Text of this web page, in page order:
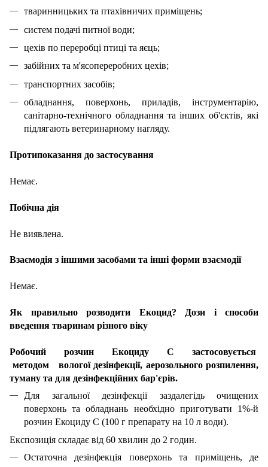
тваринницьких та птахівничих приміщень;
систем подачі питної води;
цехів по переробці птиці та яєць;
забійних та м'ясопереробних цехів;
транспортних засобів;
обладнання, поверхонь, приладів, інструментарію,
санітарно-технічного обладнання та інших об'єктів, які
підлягають ветеринарному нагляду.
Протипоказання до застосування
Немає.
Побічна дія
Не виявлена.
Взаємодія з іншими засобами та інші форми взаємодії
Немає.
Як правильно розводити Екоцид? Дози і способи
введення тваринам різного віку
Робочий розчин Екоциду С застосовується
методом вологої дезінфекції, аерозольного розпилення,
туману та для дезінфекційних бар'єрів.
Для загальної дезінфекції заздалегідь очищених
поверхонь та обладнань необхідно приготувати 1%-й
розчин Екоциду С (100 г препарату на 10 л води).
Експозиція складає від 60 хвилин до 2 годин.
Остаточна дезінфекція поверхонь та приміщень, де